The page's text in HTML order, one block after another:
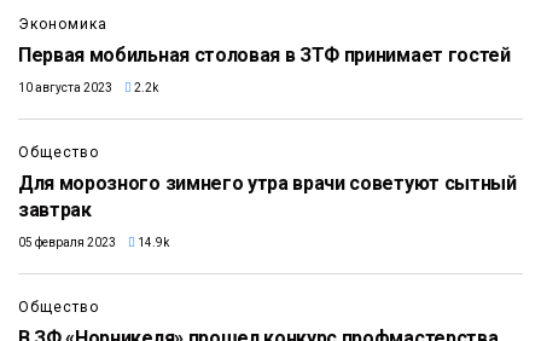
Экономика
Первая мобильная столовая в ЗТФ принимает гостей
10 августа 2023 2.2k
Общество
Для морозного зимнего утра врачи советуют сытный
завтрак
05 февраля 2023 14.9k
Общество